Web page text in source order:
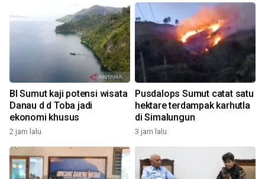
BI Sumut kaji potensi wisata
Danau d d Toba jadi
ekonomi khusus
2 jam lalu
Pusdalops Sumut catat satu
hektare terdampak karhutla
di Simalungun
3 jam lalu